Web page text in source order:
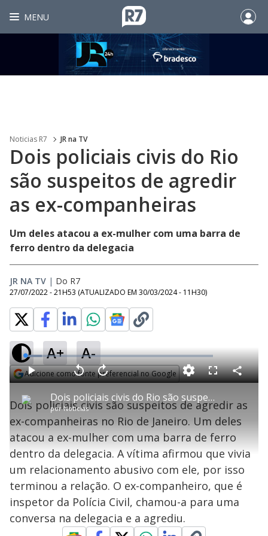
MENU
Noticias R7 JR na TV
Dois policiais civis do Rio
são suspeitos de agredir
as ex-companheiras
Um deles atacou a ex-mulher com uma barra de
ferro dentro da delegacia
JR NA TV | Do R7
27/07/2022 - 21H53 (ATUALIZADO EM 30/03/2024 - 11H30)
A+ A-
Adicione como fonte preferencial no Google
P
l
a
y
Dois policiais civis do Rio são suspeitos de agredir as ex-companheiras
porNotícias
P V
t
a
r
1
e
g
n
d
s
A
n
ç
a
s
e
u
n
d
o
s
M
L
o
a
d
e
0
5
%
F
l
s
c
e
n
C
o
a
r
i
l
Dois policiais civis são suspeitos de agredir as
ex-companheiras no Rio de Janeiro. Um deles
atacou a ex-mulher com uma barra de ferro
dentro da delegacia. A vítima afirmou que vivia
um relacionamento abusivo com ele, por isso
terminou a relação. O ex-companheiro, que é
inspetor da Polícia Civil, chamou-a para uma
conversa na delegacia e a agrediu.